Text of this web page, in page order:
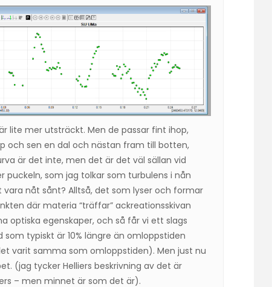
lite mer utsträckt. Men de passar fint ihop,
och sen en dal och nästan fram till botten,
är det inte, men det är det väl sällan vid
puckeln, som jag tolkar som turbulens i nån
nåt sånt? Alltså, det som lyser och formar
där materia “träffar” ackreationsskivan
optiska egenskaper, och så får vi ett slags
typiskt är 10% längre än omloppstiden
varit samma som omloppstiden). Men just nu
(jag tycker Helliers beskrivning av det är
– men minnet är som det är).